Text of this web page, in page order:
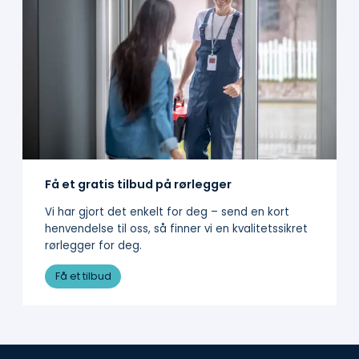
Få et gratis tilbud på rørlegger
Vi har gjort det enkelt for deg – send en kort
henvendelse til oss, så finner vi en kvalitetssikret
rørlegger for deg.
Få et tilbud